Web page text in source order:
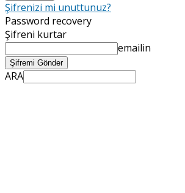
Şifrenizi mi unuttunuz?
Password recovery
Şifreni kurtar
emailin
ARA